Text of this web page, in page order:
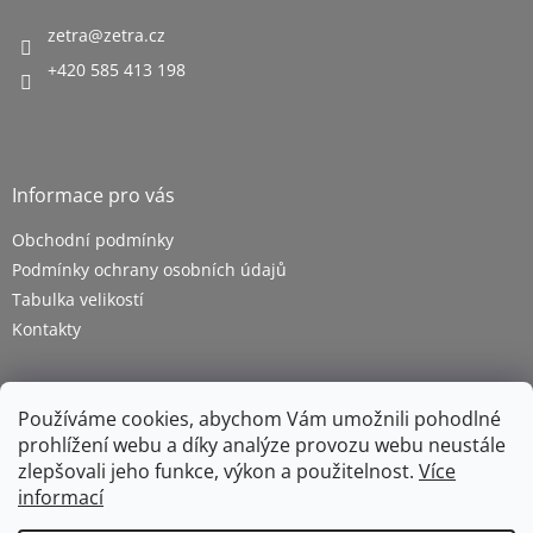
Používáme cookies, abychom Vám umožnili pohodlné
prohlížení webu a díky analýze provozu webu neustále
zlepšovali jeho funkce, výkon a použitelnost. Více
informací
zetra@zetra.cz
+420 585 413 198
Informace pro vás
Obchodní podmínky
Podmínky ochrany osobních údajů
Tabulka velikostí
Kontakty